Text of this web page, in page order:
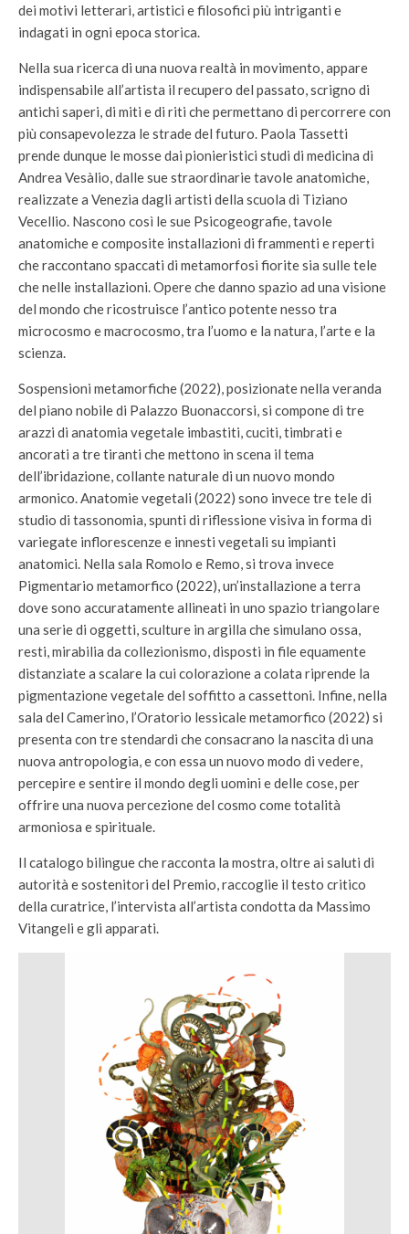
dei motivi letterari, artistici e filosofici più intriganti e
indagati in ogni epoca storica.
Nella sua ricerca di una nuova realtà in movimento, appare
indispensabile all’artista il recupero del passato, scrigno di
antichi saperi, di miti e di riti che permettano di percorrere con
più consapevolezza le strade del futuro. Paola Tassetti
prende dunque le mosse dai pionieristici studi di medicina di
Andrea Vesàlio, dalle sue straordinarie tavole anatomiche,
realizzate a Venezia dagli artisti della scuola di Tiziano
Vecellio. Nascono così le sue Psicogeografie, tavole
anatomiche e composite installazioni di frammenti e reperti
che raccontano spaccati di metamorfosi fiorite sia sulle tele
che nelle installazioni. Opere che danno spazio ad una visione
del mondo che ricostruisce l’antico potente nesso tra
microcosmo e macrocosmo, tra l’uomo e la natura, l’arte e la
scienza.
Sospensioni metamorfiche (2022), posizionate nella veranda
del piano nobile di Palazzo Buonaccorsi, si compone di tre
arazzi di anatomia vegetale imbastiti, cuciti, timbrati e
ancorati a tre tiranti che mettono in scena il tema
dell’ibridazione, collante naturale di un nuovo mondo
armonico. Anatomie vegetali (2022) sono invece tre tele di
studio di tassonomia, spunti di riflessione visiva in forma di
variegate inflorescenze e innesti vegetali su impianti
anatomici. Nella sala Romolo e Remo, si trova invece
Pigmentario metamorfico (2022), un’installazione a terra
dove sono accuratamente allineati in uno spazio triangolare
una serie di oggetti, sculture in argilla che simulano ossa,
resti, mirabilia da collezionismo, disposti in file equamente
distanziate a scalare la cui colorazione a colata riprende la
pigmentazione vegetale del soffitto a cassettoni. Infine, nella
sala del Camerino, l’Oratorio lessicale metamorfico (2022) si
presenta con tre stendardi che consacrano la nascita di una
nuova antropologia, e con essa un nuovo modo di vedere,
percepire e sentire il mondo degli uomini e delle cose, per
offrire una nuova percezione del cosmo come totalità
armoniosa e spirituale.
Il catalogo bilingue che racconta la mostra, oltre ai saluti di
autorità e sostenitori del Premio, raccoglie il testo critico
della curatrice, l’intervista all’artista condotta da Massimo
Vitangeli e gli apparati.